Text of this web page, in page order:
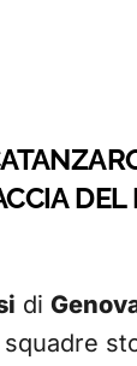
DEL
di